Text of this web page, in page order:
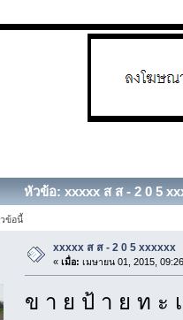
หัวข้อ: xxxxx ส ส - 2 0 5
ข้อนี้
xxxxx ส ส - 2 0 5 xxxxxx
« เมื่อ: เมษายน 01, 2015,
ข า ย ป้ า ย ท ะ